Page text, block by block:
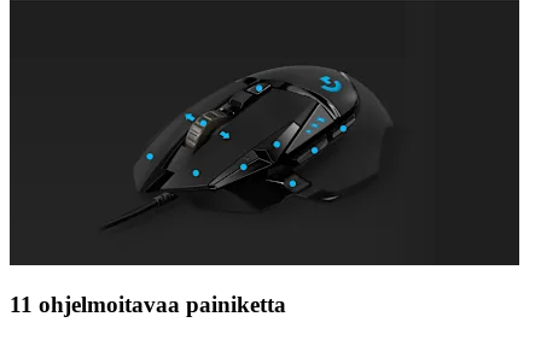
11 ohjelmoitavaa painiketta